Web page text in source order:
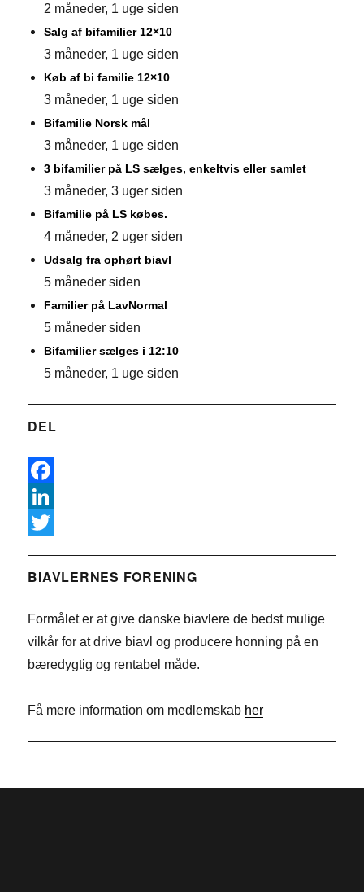
2 måneder, 1 uge siden
Salg af bifamilier 12×10
3 måneder, 1 uge siden
Køb af bi familie 12×10
3 måneder, 1 uge siden
Bifamilie Norsk mål
3 måneder, 1 uge siden
3 bifamilier på LS sælges, enkeltvis eller samlet
3 måneder, 3 uger siden
Bifamilie på LS købes.
4 måneder, 2 uger siden
Udsalg fra ophørt biavl
5 måneder siden
Familier på LavNormal
5 måneder siden
Bifamilier sælges i 12:10
5 måneder, 1 uge siden
DEL
F
a
e
o
L
n
e
n
w
t
r
BIAVLERNES FORENING
Formålet er at give danske biavlere de bedst mulige
vilkår for at drive biavl og producere honning på en
bæredygtig og rentabel måde.
Få mere information om medlemskab her